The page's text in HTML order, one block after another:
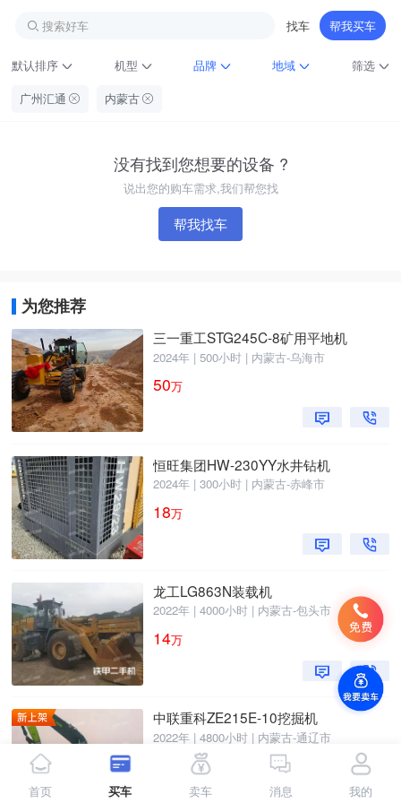
搜索好车 找车 帮我买车
默认排序 机型 品牌 地域
筛选
广州汇通
内蒙古
没有找到您想要的设备 ?
说出您的购车需求,我们帮您找
帮我找车
为您推荐
三一重工STG245C-8矿用平地机
2024年 | 500小时 | 内蒙古-乌海市
50万
恒旺集团HW-230YY水井钻机
2024年 | 300小时 | 内蒙古-赤峰市
18万
龙工LG863N装载机
2022年 | 4000小时 | 内蒙古-包头市
14万
中联重科ZE215E-10挖掘机
2022年 | 4800小时 | 内蒙古-通辽市
首页
买车 卖车 消息 我的